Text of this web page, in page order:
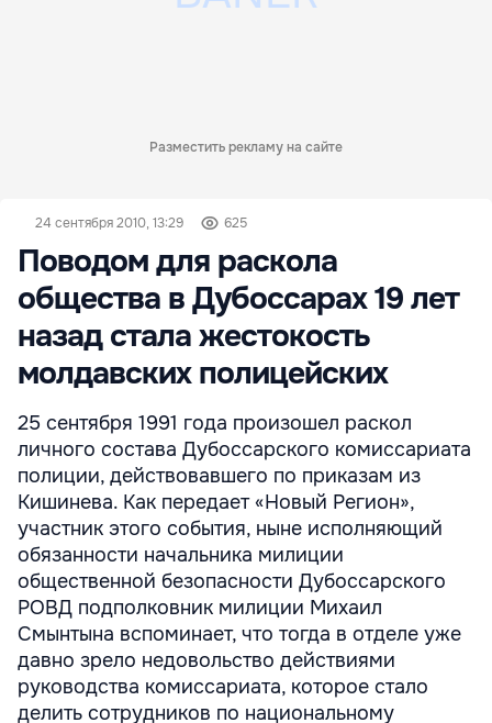
Разместить рекламу на сайте
24 сентября 2010, 13:29 625
Поводом для раскола
общества в Дубоссарах 19 лет
назад стала жестокость
молдавских полицейских
25 сентября 1991 года произошел раскол
личного состава Дубоссарского комиссариата
полиции, действовавшего по приказам из
Кишинева. Как передает «Новый Регион»,
участник этого события, ныне исполняющий
обязанности начальника милиции
общественной безопасности Дубоссарского
РОВД подполковник милиции Михаил
Смынтына вспоминает, что тогда в отделе уже
давно зрело недовольство действиями
руководства комиссариата, которое стало
делить сотрудников по национальному